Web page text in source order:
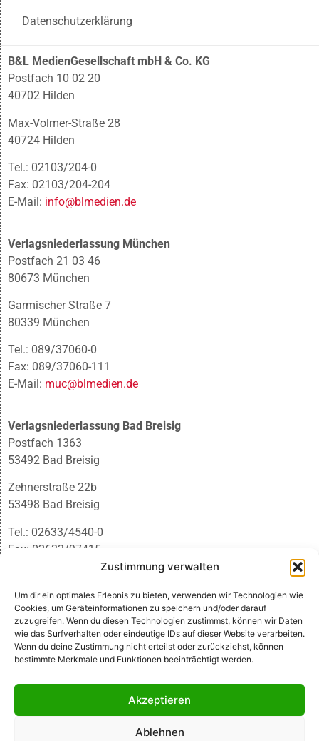
Zustimmung verwalten
Um dir ein optimales Erlebnis zu bieten, verwenden wir Technologien wie
Cookies, um Geräteinformationen zu speichern und/oder darauf
zuzugreifen. Wenn du diesen Technologien zustimmst, können wir Daten
wie das Surfverhalten oder eindeutige IDs auf dieser Website verarbeiten.
Wenn du deine Zustimmung nicht erteilst oder zurückziehst, können
bestimmte Merkmale und Funktionen beeinträchtigt werden.
Akzeptieren
Ablehnen
Datenschutzerklärung
B&L MedienGesellschaft mbH & Co. KG
Postfach 10 02 20
40702 Hilden
Max-Volmer-Straße 28
40724 Hilden
Tel.: 02103/204-0
Fax: 02103/204-204
E-Mail: info@blmedien.de
Verlagsniederlassung München
Postfach 21 03 46
80673 München
Garmischer Straße 7
80339 München
Tel.: 089/37060-0
Fax: 089/37060-111
E-Mail: muc@blmedien.de
Verlagsniederlassung Bad Breisig
Postfach 1363
53492 Bad Breisig
Zehnerstraße 22b
53498 Bad Breisig
Tel.: 02633/4540-0
Fax: 02633/97415
infobb@blmedien.de